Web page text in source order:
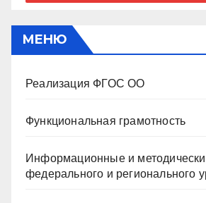
МЕНЮ
Реализация ФГОС ОО
Функциональная грамотность
Информационные и
федерального и регионального